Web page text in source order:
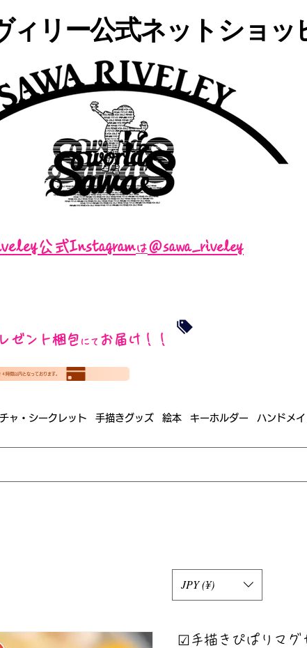
ィリー公式ネットショ
公式Instagramは＠sawa_riveley
ゼント梱包 にて お届け！！
時間以内となっております。
ャ・シークレット 手描きグッズ 絵本 キーホルダー ハンドメ
☑︎手描きぴぱりマグ
JPY (¥)